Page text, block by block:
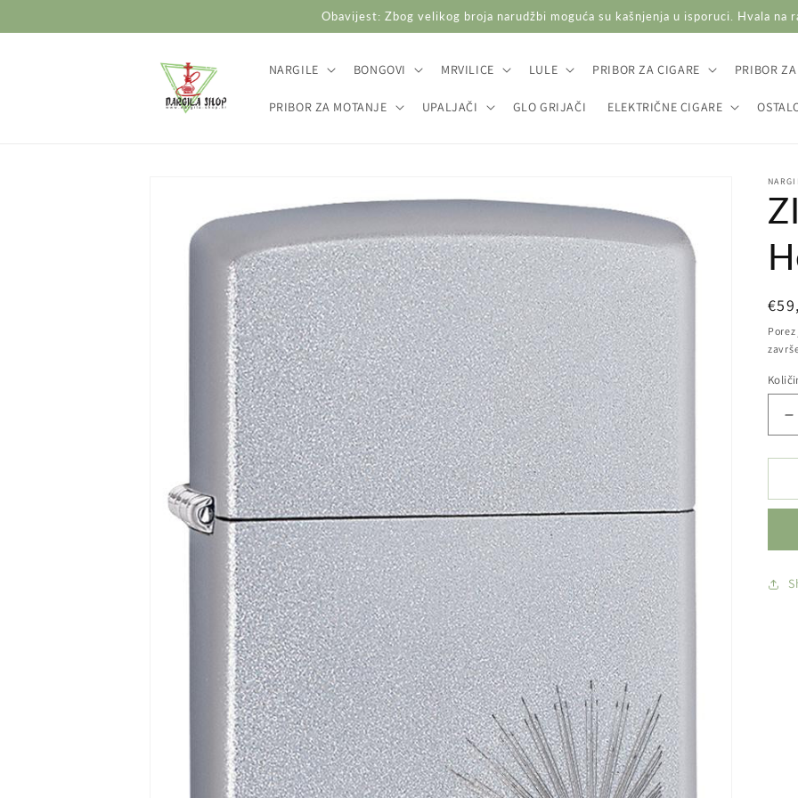
sadržaj
Obavijest: Zbog velikog broja narudžbi moguća su kašnjenja u isporuci. Hvala na
NARGILE BONGOVI MRVILICE LULE PRIBOR ZA CIGARE PRIBOR
PRIBOR ZA MOTANJE UPALJAČI GLO GRIJAČI ELEKTRIČNE CIGARE
proizvodu